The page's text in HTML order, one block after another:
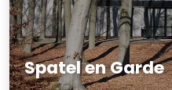
Spatel en Garde